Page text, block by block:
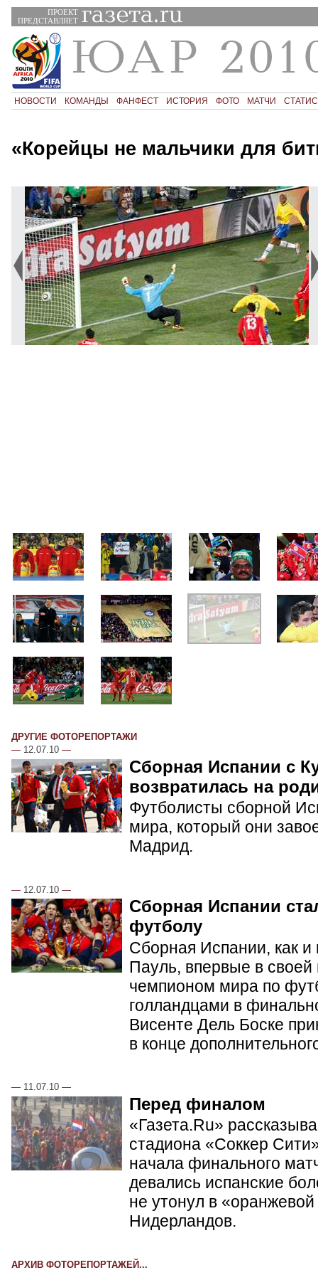
ПРОЕКТ
ПРЕДСТАВЛЯЕТ
НОВОСТИ КОМАНДЫ ФАНФЕСТ ИСТОРИЯ ФОТО МАТЧИ
«Корейцы не мальчики для
ДРУГИЕ ФОТОРЕПОРТАЖИ
— 12.07.10 —
Сборная Испании с
возвратилась на
Футболисты сборной
мира, который они
Мадрид.
— 12.07.10 —
Сборная Испании
футболу
Сборная Испании, как и
Пауль, впервые в своей
чемпионом мира по
голландцами в
Висенте Дель Боске
в конце
— 11.07.10 —
Перед финалом
«Газета.Ru»
стадиона «Соккер
начала финального
девались испанские
не утонул в
Нидерландов.
АРХИВ ФОТОРЕПОРТАЖЕЙ...